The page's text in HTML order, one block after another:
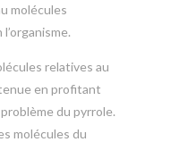
molécules
relatives au
en profitant
du pyrrole.
molécules du